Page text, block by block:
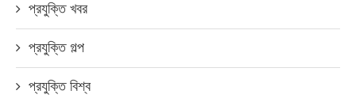
প্রযুক্তি খবর
প্রযুক্তি গল্প
প্রযুক্তি বিশ্ব